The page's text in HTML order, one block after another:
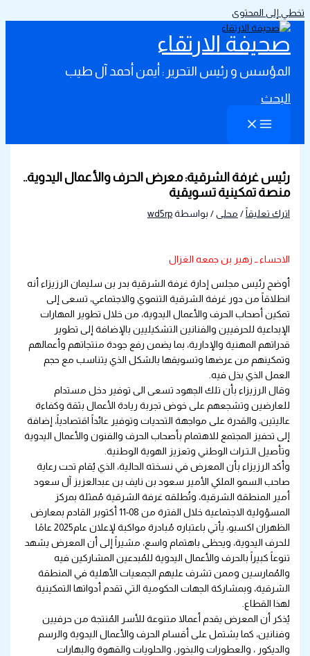
تخطي إلى المحتوى
صحيفة الارتقاء
المؤسس و رئيس التحرير : أيمن أحمد آل طيب
البحث
رئيس غرفة الشرقية: معرض الحرف والأعمال اليدوية..
منصة تمكينية تسويقية
اترك تعليقاً / محلى / بواسطة wd5rp
الاحساء ــ زهير بن جمعه الغزال
أوضح رئيس مجلس إدارة غرفة الشرقية بدر بن سليمان الرزيزاء أنه
انطلاقاً من دور غرفة الشرقية التنموي والاجتماعي، تسعى إلى
تمكين أصحاب الحرف والأعمال اليدوية، من خلال تطوير المهارات
الإبداعية للحرفيين والفنانين التشكيليين بالإضافة إلى تطوير
قدراتهم المهنية والإدارية، بما يضمن رفع جودة منتجاتهم وأعمالهم
وتمكينهم من عرضها وتسويقها بالشكل الذي يتناسب مع حجم
العمل الذي بذل فيه.
وقال الرزيزاء بأن تلك الجهود تسعى الى توفير دخل مستدام
للعارضين وتشجعهم على خوض تجربة ريادة الأعمال بثقة وكفاءة
عاليتين، والقدرة على مواجهة التحديات وتوفير عائداً اقتصادياً، إضافة
إلى تحفيز المجتمع للاهتمام بأصحاب الحرف والفنون والأعمال اليدوية
وتأصيل الـتـراث الوطني وتعزيز الهوية الوطنية.
وأكد الرزيزاء بأن المعرض في نسخته الحالية، الذي يُقام تحت رعاية
صاحب السمو الملكي الأمير سعود بن نايف بن عبدالعزيز آل سعود
أمير المنطقة الشرقية، وتُطلقه غرفة الشرقية مُمثلة بمركز
المسؤولية الاجتماعية خلال الفترة من 08-11 أكتوبر القادم بمعارض
الظهران اكسبو، يأتي باعتباره مُبادرة مواكبة لإعلان عام2025 عامًا
للحرف اليدوية، ويحظى باهتمام واسع، مشيراً إلى أن المعرض يشهد
تنوعاً كبيراً بالحرف والأعمال اليدوية للمُبدعين المشاركين فيه
والمُمارسين وممن تشرف عليهم الجمعيات الأهلية في المنطقة
الشرقية، وبمشاركة الجهات الحكومية التي تقدم أدواتها التمكينية
لهذا القطاع.
يُذكر أن المعرض يقدم أعمالا متنوعة للأسر المُنتجة من حرفيين
وفنانين، كما يشتمل على أقسام الحرف والأعمال اليدوية والرسم
والديكور ، والعطورات والبخور، والحلويات والقهوة والبهارات